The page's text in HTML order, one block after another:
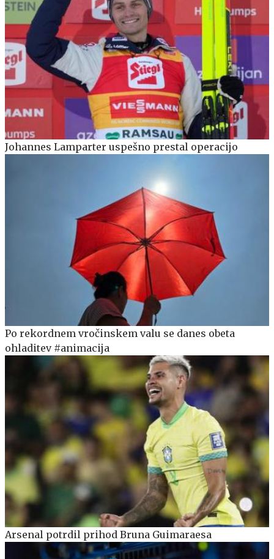
Johannes Lamparter uspešno prestal operacijo
Po rekordnem vročinskem valu se danes obeta
ohladitev #animacija
Arsenal potrdil prihod Bruna Guimaraesa